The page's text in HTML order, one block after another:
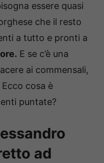
essere quasi
che il resto
a tutto e pronti a
E se c’è una
ai commensali,
Ecco cosa è
puntate?
ad